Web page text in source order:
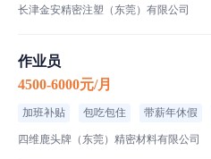
【任职要求】
1、学历不限，男女不限，经验不限
长津金安精密注塑（东莞）有限公司
作业员
4500-6000元/月
加班补贴 包吃包住 带薪年休假
四维鹿头牌（东莞）精密材料有限公司